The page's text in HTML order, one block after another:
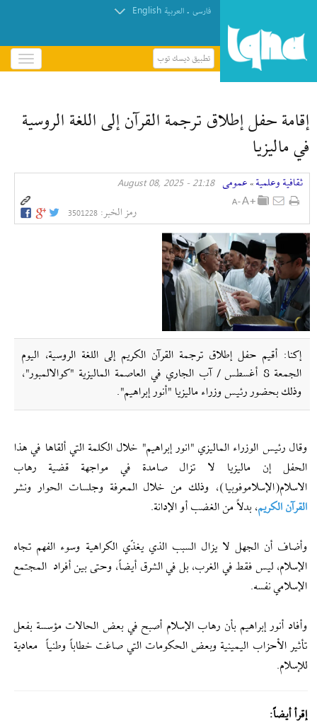
فارسی . العربیة English
تطبيق ديسك توب
باز
و
منوإقامة حفل إطلاق ترجمة القرآن إلى اللغة الروسية
في ماليزيا
ثقافیة وعلمیة » عمومی 21:18 - August 08, 2025
رمز الخبر: 3501228
إکنا: أقيم حفل إطلاق ترجمة القرآن الكريم إلى اللغة الروسية، اليوم
الجمعة 8 أغسطس / آب الجاري في العاصمة الماليزية "كوالالمبور"،
وذلك بحضور رئيس وزراء ماليزيا "أنور إبراهیم".
وقال رئيس الوزراء الماليزي "انور إبراهيم" خلال الكلمة التي ألقاها في هذا
الحفل إن ماليزيا لا تزال صامدة في مواجهة قضية رهاب
الاسلام(الإسلاموفوبيا)، وذلك من خلال المعرفة وجلسات الحوار ونشر
القرآن الكريم، بدلاً من الغضب أو الإدانة.
وأضاف أن الجهل لا يزال السبب الذي يغذّي الكراهية وسوء الفهم تجاه
الإسلام، ليس فقط في الغرب، بل في الشرق أيضاً، وحتى بين أفراد المجتمع
الإسلامي نفسه.
وأفاد أنور إبراهیم بأن رهاب الإسلام أصبح في بعض الحالات مؤسسة بفعل
تأثير الأحزاب اليمينية وبعض الحكومات التي صاغت خطاباً وطنياً معادية
للإسلام.
إقرأ أيضاً: